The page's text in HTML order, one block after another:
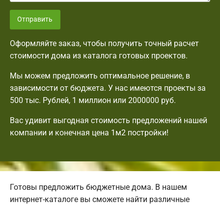
Отправить
Оформляйте заказ, чтобы получить точный расчет
стоимости дома из каталога готовых проектов.
Мы можем предложить оптимальное решение, в
зависимости от бюджета. У нас имеются проекты за
500 тыс. Рублей, 1 миллион или 2000000 руб.
Вас удивит выгодная стоимость предложений нашей
компании и конечная цена 1м2 постройки!
Готовы предложить бюджетные дома. В нашем
интернет-каталоге вы сможете найти различные